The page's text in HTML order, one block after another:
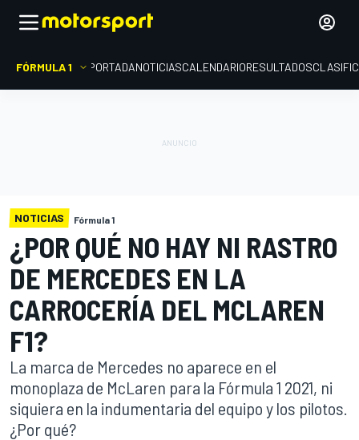
FÓRMULA 1 PORTADANOTICIASCALENDARIORESULTADOS
NOTICIAS Fórmula 1
¿POR QUÉ NO HAY NI RASTRO
DE MERCEDES EN LA
CARROCERÍA DEL MCLAREN
F1?
La marca de Mercedes no aparece en el
monoplaza de McLaren para la Fórmula 1 2021, ni
siquiera en la indumentaria del equipo y los pilotos.
¿Por qué?